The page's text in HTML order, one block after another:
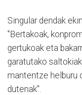
Singular dendak
"Bertakoak,
gertukoak eta
garatutako
mantentze helburu
dutenak".